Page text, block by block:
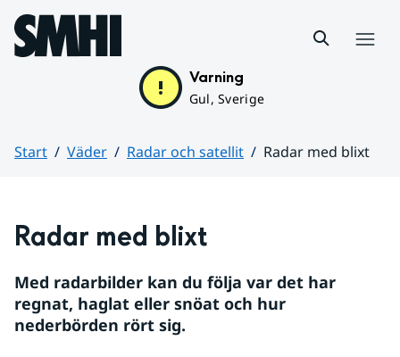
Hoppa till sidans innehåll
Varning
Gul, Sverige
Start Väder Radar och satellit
Radar med blixt
Radar med blixt
Med radarbilder kan du följa var det har
regnat, haglat eller snöat och hur
nederbörden rört sig.